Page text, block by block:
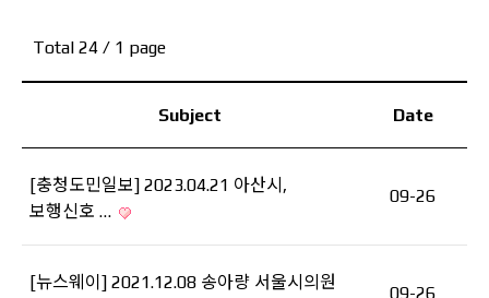
Total 24 / 1 page
Subject Date
[충청도민일보] 2023.04.21 아산시,
보행신호 …
09-26
[뉴스웨이] 2021.12.08 송아량 서울시의원
09-26